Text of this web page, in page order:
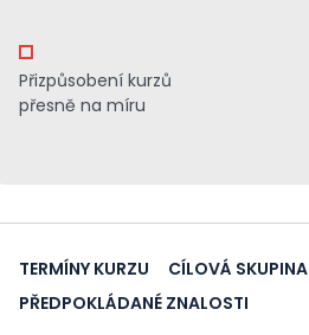
Přizpůsobení kurzů
přesně na míru
TERMÍNY KURZU CÍLOVÁ SKUPINA
PŘEDPOKLÁDANÉ ZNALOSTI